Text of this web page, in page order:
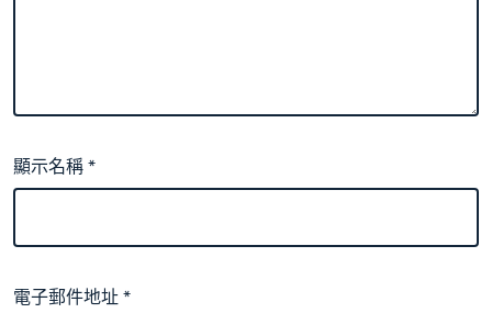
顯示名稱*
電子郵件地址*